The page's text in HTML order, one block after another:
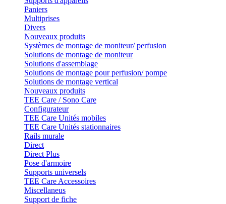
Paniers
Multiprises
Divers
Nouveaux produits
Systèmes de montage de moniteur/ perfusion
Solutions de montage de moniteur
Solutions d'assemblage
Solutions de montage pour perfusion/ pompe
Solutions de montage vertical
Nouveaux produits
TEE Care / Sono Care
Configurateur
TEE Care Unités mobiles
TEE Care Unités stationnaires
Rails murale
Direct
Direct Plus
Pose d'armoire
Supports universels
TEE Care Accessoires
Miscellaneus
Support de fiche